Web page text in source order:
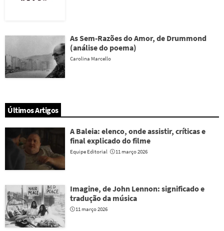
As Sem-Razões do Amor, de Drummond
(análise do poema)
Carolina Marcello
Últimos Artigos
A Baleia: elenco, onde assistir, críticas e
final explicado do filme
Equipe Editorial 11 março 2026
Imagine, de John Lennon: significado e
tradução da música
11 março 2026